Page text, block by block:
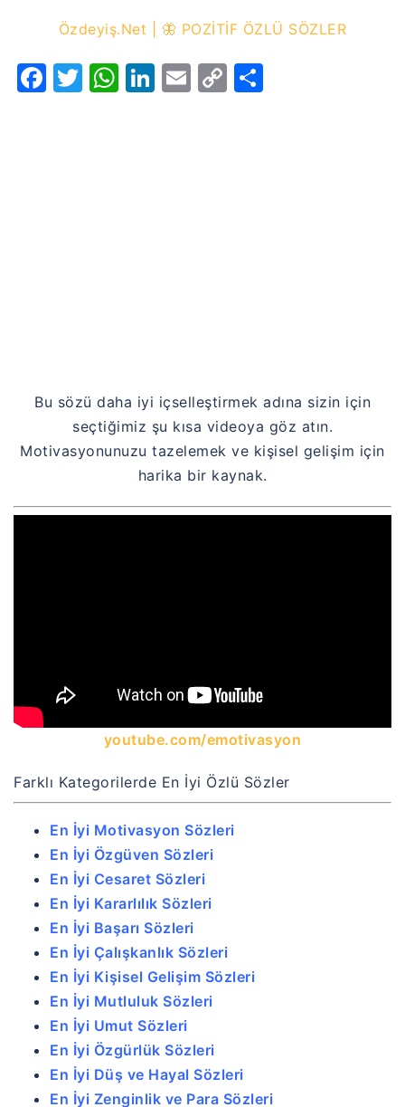
Özdeyiş.Net | 🦋 POZİTİF ÖZLÜ SÖZLER
Facebook
Twitter
WhatsApp
LinkedIn
Email
Copy
Bu sözü daha iyi içselleştirmek adına sizin için
seçtiğimiz şu kısa videoya göz atın.
Motivasyonunuzu tazelemek ve kişisel gelişim için
harika bir kaynak.
youtube.com/emotivasyon
Farklı Kategorilerde En İyi Özlü Sözler
En İyi Motivasyon Sözleri
En İyi Özgüven Sözleri
En İyi Cesaret Sözleri
En İyi Kararlılık Sözleri
En İyi Başarı Sözleri
En İyi Çalışkanlık Sözleri
En İyi Kişisel Gelişim Sözleri
En İyi Mutluluk Sözleri
En İyi Umut Sözleri
En İyi Özgürlük Sözleri
En İyi Düş ve Hayal Sözleri
En İyi Zenginlik ve Para Sözleri